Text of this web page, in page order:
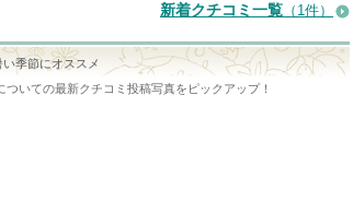
の
新着クチコミ一覧 （1件）
い季節にオススメ
ついての最新クチコミ投稿写真をピックアップ！